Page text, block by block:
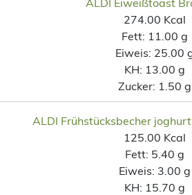
274.00 Kcal
Fett: 11.00 g
Eiweis: 25.00
KH: 13.00 g
Zucker: 1.50 g
ALDI Frühstücksbecher
125.00 Kcal
Fett: 5.40 g
Eiweis: 3.00 g
KH: 15.70 g